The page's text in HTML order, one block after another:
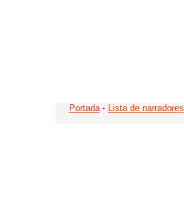
Portada · Lista de narradores